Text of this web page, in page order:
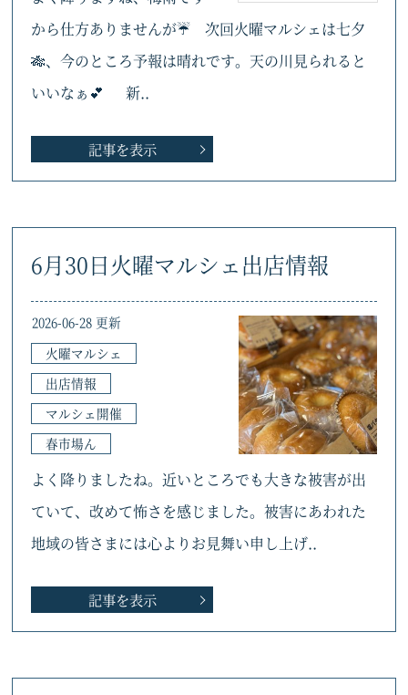
から仕方ありませんが☔ 次回火曜マルシェは七夕
🎋、今のところ予報は晴れです。天の川見られると
いいなぁ💕 新..
記事を表示
6月30日火曜マルシェ出店情報
2026-06-28 更新
火曜マルシェ
出店情報
マルシェ開催
春市場ん
よく降りましたね。近いところでも大きな被害が出
ていて、改めて怖さを感じました。被害にあわれた
地域の皆さまには心よりお見舞い申し上げ..
記事を表示